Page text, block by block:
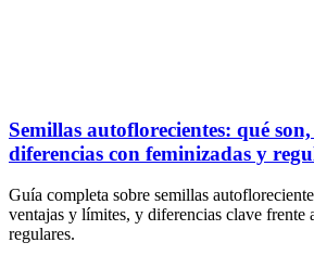
Semillas autoflorecientes: qué
diferencias con feminizadas y
Guía completa sobre semillas
ventajas y límites, y diferencias clave frente
regulares.